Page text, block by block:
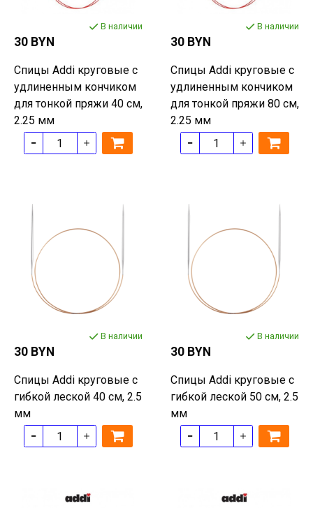
В наличии
30 BYN
Спицы Addi круговые с
удлиненным кончиком
для тонкой пряжи 40 см,
2.25 мм
В наличии
30 BYN
Спицы Addi круговые с
удлиненным кончиком
для тонкой пряжи 80 см,
2.25 мм
В наличии
30 BYN
Спицы Addi круговые с
гибкой леской 40 см, 2.5
мм
В наличии
30 BYN
Спицы Addi круговые с
гибкой леской 50 см, 2.5
мм